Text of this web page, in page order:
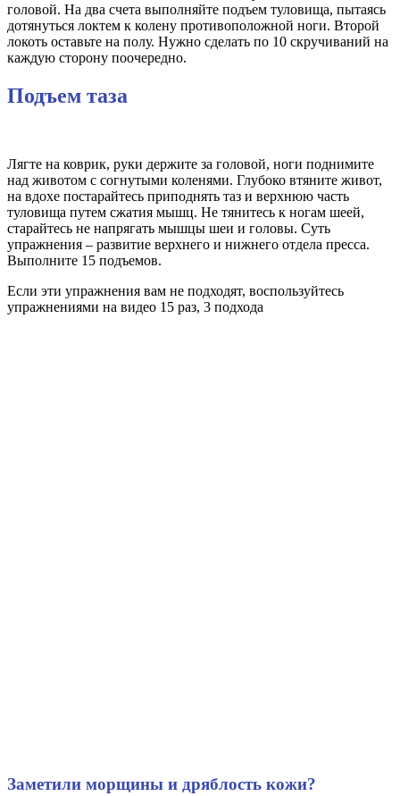
головой. На два счета выполняйте подъем туловища, пытаясь
дотянуться локтем к колену противоположной ноги. Второй
локоть оставьте на полу. Нужно сделать по 10 скручиваний на
каждую сторону поочередно.
Подъем таза
Лягте на коврик, руки держите за головой, ноги поднимите
над животом с согнутыми коленями. Глубоко втяните живот,
на вдохе постарайтесь приподнять таз и верхнюю часть
туловища путем сжатия мышц. Не тянитесь к ногам шеей,
старайтесь не напрягать мышцы шеи и головы. Суть
упражнения – развитие верхнего и нижнего отдела пресса.
Выполните 15 подъемов.
Если эти упражнения вам не подходят, воспользуйтесь
упражнениями на видео 15 раз, 3 подхода
Заметили морщины и дряблость кожи?